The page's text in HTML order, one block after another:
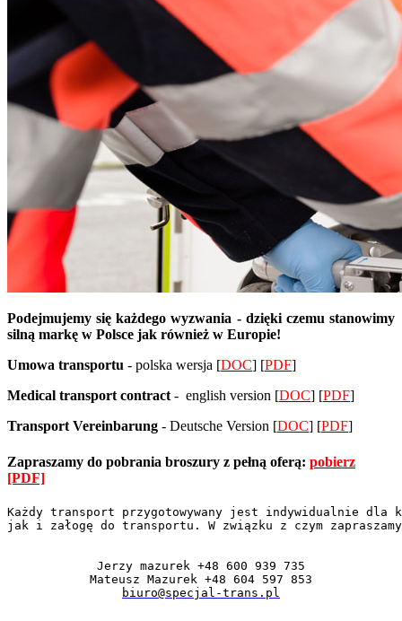
Podejmujemy się każdego wyzwania - dzięki czemu stanowimy
silną markę w Polsce jak również w Europie!
Umowa transportu - polska wersja [DOC] [PDF]
Medical transport contract - english version [DOC] [PDF]
Transport Vereinbarung - Deutsche Version [DOC] [PDF]
Zapraszamy do pobrania broszury z pełną oferą: pobierz
[PDF]
Każdy transport przygotowywany jest indywidualnie dla
jak i załogę do transportu. W związku z czym
Jerzy mazurek +48 600 939 735
biuro@specjal-trans.pl